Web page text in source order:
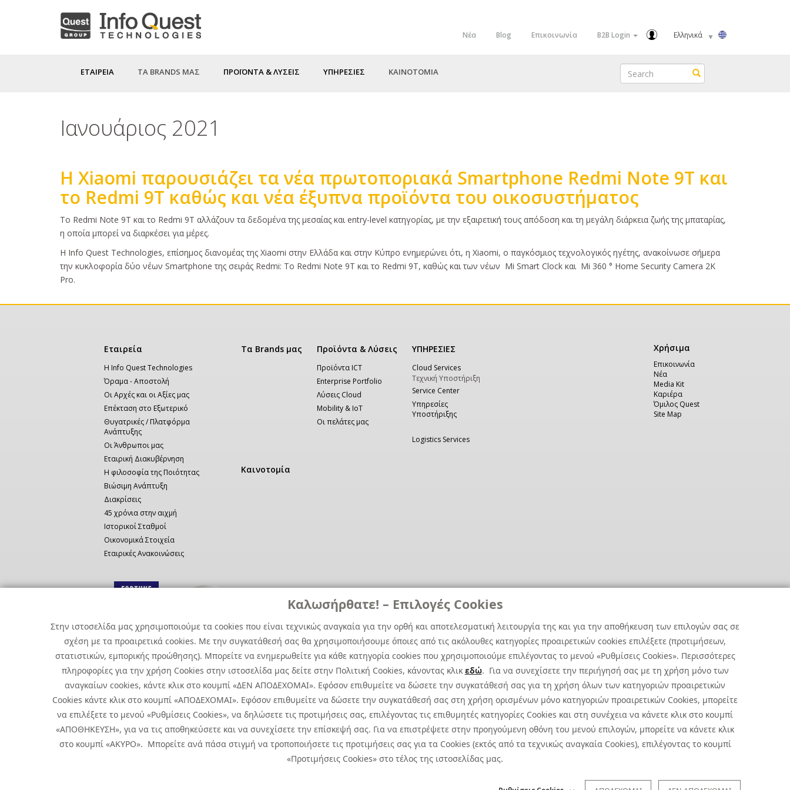
Καλωσήρθατε! – Επιλογές Cookies
Στην ιστοσελίδα μας χρησιμοποιούμε τα cookies που είναι τεχνικώς αναγκαία για την ορθή και αποτελεσματική λειτουργία της και για την αποθήκευση των επιλογών σας σε
σχέση με τα προαιρετικά cookies. Με την συγκατάθεσή σας θα χρησιμοποιήσουμε όποιες από τις ακόλουθες κατηγορίες προαιρετικών cookies επιλέξετε (προτιμήσεων,
στατιστικών, εμπορικής προώθησης). Μπορείτε να ενημερωθείτε για κάθε κατηγορία cookies που χρησιμοποιούμε επιλέγοντας το μενού «Ρυθμίσεις Cookies». Περισσότερες
πληροφορίες για την χρήση Cookies στην ιστοσελίδα μας δείτε στην Πολιτική Cookies, κάνοντας κλικ εδώ. Για να συνεχίσετε την περιήγησή σας με τη χρήση μόνο των
αναγκαίων cookies, κάντε κλικ στο κουμπί «ΔΕΝ ΑΠΟΔΕΧΟΜΑΙ». Εφόσον επιθυμείτε να δώσετε την συγκατάθεσή σας για τη χρήση όλων των κατηγοριών προαιρετικών
Cookies κάντε κλικ στο κουμπί «ΑΠΟΔΕΧΟΜΑΙ». Εφόσον επιθυμείτε να δώσετε την συγκατάθεσή σας στη χρήση ορισμένων μόνο κατηγοριών προαιρετικών Cookies, μπορείτε
να επιλέξετε το μενού «Ρυθμίσεις Cookies», να δηλώσετε τις προτιμήσεις σας, επιλέγοντας τις επιθυμητές κατηγορίες Cookies και στη συνέχεια να κάνετε κλικ στο κουμπί
«ΑΠΟΘΗΚΕΥΣΗ», για να τις αποθηκεύσετε και να συνεχίσετε την επίσκεψή σας. Για να επιστρέψετε στην προηγούμενη οθόνη του μενού επιλογών, μπορείτε να κάνετε κλικ
στο κουμπί «ΑΚΥΡΟ». Μπορείτε ανά πάσα στιγμή να τροποποιήσετε τις προτιμήσεις σας για τα Cookies (εκτός από τα τεχνικώς αναγκαία Cookies), επιλέγοντας το κουμπί
«Προτιμήσεις Cookies» στο τέλος της ιστοσελίδας μας.
Νέα Blog Επικοινωνία B2B Login
Select
language
ΕΤΑΙΡΕΙΑ ΤΑ BRANDS ΜΑΣ ΠΡΟΪΟΝΤΑ & ΛΥΣΕΙΣ ΥΠΗΡΕΣΙΕΣ ΚΑΙΝΟΤΟΜΙΑ Search Search
Ιανουάριος 2021
Η Xiaomi παρουσιάζει τα νέα πρωτοποριακά Smartphone Redmi Note 9T και
το Redmi 9T καθώς και νέα έξυπνα προϊόντα του οικοσυστήματος
Κυρίως
κείμενο
Το Redmi Note 9T και το Redmi 9T αλλάζουν τα δεδομένα της μεσαίας και entry-level κατηγορίας, με την εξαιρετική τους απόδοση και τη μεγάλη διάρκεια ζωής της μπαταρίας,
η οποία μπορεί να διαρκέσει για μέρες.
H Info Quest Technologies, επίσημος διανομέας της Xiaomi στην Ελλάδα και στην Κύπρο ενημερώνει ότι, η Xiaomi, ο παγκόσμιος τεχνολογικός ηγέτης, ανακοίνωσε σήμερα
την κυκλοφορία δύο νέων Smartphone της σειράς Redmi: Το Redmi Note 9T και το Redmi 9T, καθώς και των νέων Mi Smart Clock και Mi 360 ° Home Security Camera 2K
Pro.
Κεντρική
πλοήγηση
Εταιρεία
Η Info Quest Technologies
Όραμα - Αποστολή
Οι Αρχές και οι Αξίες μας
Επέκταση στο Εξωτερικό
Θυγατρικές / Πλατφόρμα
Ανάπτυξης
Οι Άνθρωποι μας
Εταιρική Διακυβέρνηση
Η φιλοσοφία της Ποιότητας
Βιώσιμη Ανάπτυξη
Διακρίσεις
45 χρόνια στην αιχμή
Ιστορικοί Σταθμοί
Οικονομικά Στοιχεία
Εταιρικές Ανακοινώσεις
Τα Brands μας Προϊόντα & Λύσεις
Προϊόντα ICT
Enterprise Portfolio
Λύσεις Cloud
Mobility & IoT
Οι πελάτες μας
ΥΠΗΡΕΣΙΕΣ
Cloud Services
Τεχνική Υποστήριξη
Service Center
Υπηρεσίες
Υποστήριξης
Logistics Services
Καινοτομία
Χρήσιμα
Χρήσιμα
Επικοινωνία
Νέα
Media Kit
Καριέρα
Όμιλος Quest
Site Map
Copyright © 2026 Infoquest.gr Με επιφύλαξη κάθε νόμιμου δικαιώματος. Πολιτική Cookies Προτιμήσεις Cookies
Όροι Χρήσης
Πολιτική Απορρήτου: Για να ενημερωθείτε σχετικά με την επεξεργασία προσωπικών δεδομένων πατήστε
Ειδική Δήλωση CCTV|Ειδική Δήλωση Απορρήτου Υποβολής Αναφορών